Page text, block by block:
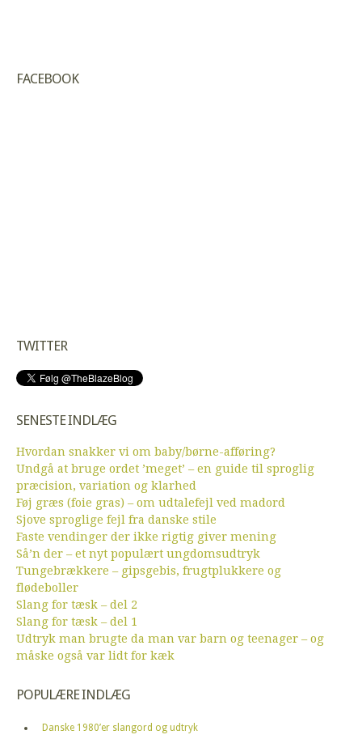
FACEBOOK
TWITTER
SENESTE INDLÆG
Hvordan snakker vi om baby/børne-afføring?
Undgå at bruge ordet ’meget’ – en guide til sproglig
præcision, variation og klarhed
Føj græs (foie gras) – om udtalefejl ved madord
Sjove sproglige fejl fra danske stile
Faste vendinger der ikke rigtig giver mening
Så’n der – et nyt populært ungdomsudtryk
Tungebrækkere – gipsgebis, frugtplukkere og
flødeboller
Slang for tæsk – del 2
Slang for tæsk – del 1
Udtryk man brugte da man var barn og teenager – og
måske også var lidt for kæk
POPULÆRE INDLÆG
Danske 1980’er slangord og udtryk